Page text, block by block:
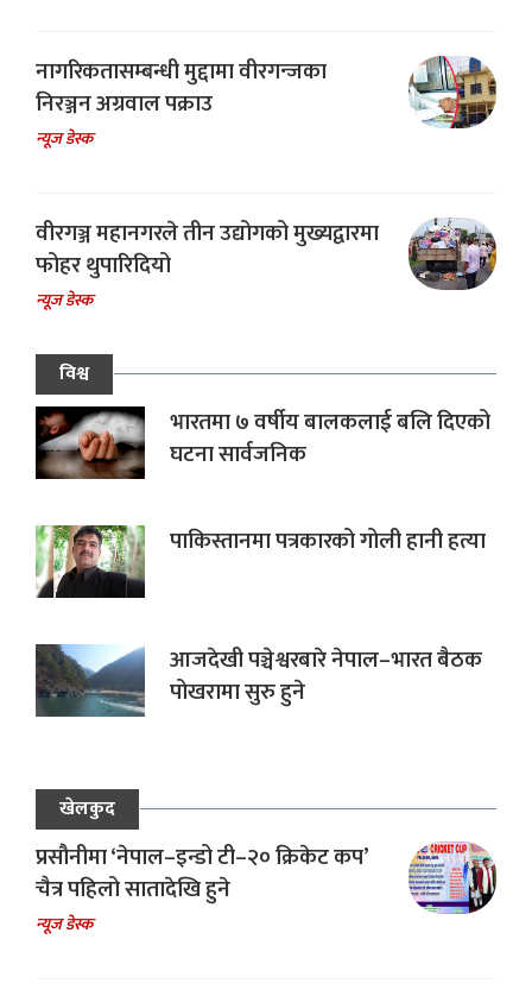
नागरिकतासम्बन्धी मुद्दामा वीरगन्जका
निरञ्जन अग्रवाल पक्राउ
न्यूज डेस्क
वीरगञ्ज महानगरले तीन उद्योगको मुख्यद्वारमा
फोहर थुपारिदियो
न्यूज डेस्क
विश्व
भारतमा ७ वर्षीय बालकलाई बलि दिएको
घटना सार्वजनिक
पाकिस्तानमा पत्रकारको गोली हानी हत्या
आजदेखी पञ्चेश्वरबारे नेपाल–भारत बैठक
पोखरामा सुरु हुने
खेलकुद
प्रसौनीमा ‘नेपाल–इन्डो टी–२० क्रिकेट कप’
चैत्र पहिलो सातादेखि हुने
न्यूज डेस्क